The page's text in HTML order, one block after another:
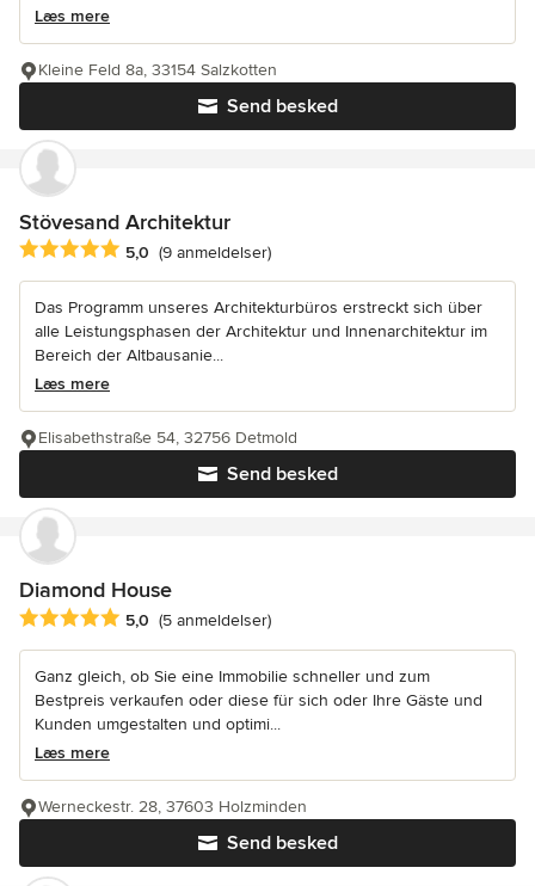
Læs mere
Send besked
Kleine Feld 8a, 33154 Salzkotten
Stövesand Architektur
Gennemsnitlig bedømmelse: 5 ud af 5 stjerner
5,0 (9 anmeldelser)
Das Programm unseres Architekturbüros erstreckt sich über
alle Leistungsphasen der Architektur und Innenarchitektur im
Bereich der Altbausanie...
Læs mere
Send besked
Elisabethstraße 54, 32756 Detmold
Diamond House
Gennemsnitlig bedømmelse: 5 ud af 5 stjerner
5,0 (5 anmeldelser)
Ganz gleich, ob Sie eine Immobilie schneller und zum
Bestpreis verkaufen oder diese für sich oder Ihre Gäste und
Kunden umgestalten und optimi...
Læs mere
Send besked
Werneckestr. 28, 37603 Holzminden